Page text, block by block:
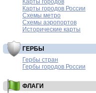
Карты городов
Карты городов России
Схемы метро
Схемы аэропортов
Исторические карты
ГЕРБЫ
Гербы стран
Гербы городов России
ФЛАГИ